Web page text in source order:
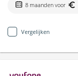
8 maanden voor
Vergelijken